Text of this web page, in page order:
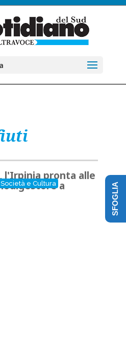
Società e Cultura
l'Irpinia pronta alle
a SFOGLIA